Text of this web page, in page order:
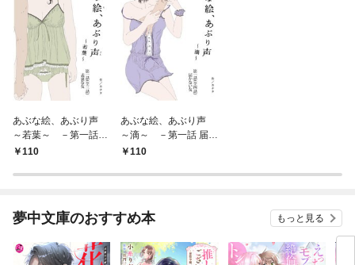
あぶな絵、あぶり声
～若葉～ －第一話
表裏な女－
110
あぶな絵、あぶり声
～滴～ －第一話 届か
ない女－
110
夢中文庫のおすすめ本 もっと見る